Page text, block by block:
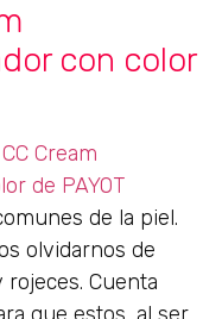
con color
Cream
de PAYOT
de la piel.
olvidarnos de
rojeces. Cuenta